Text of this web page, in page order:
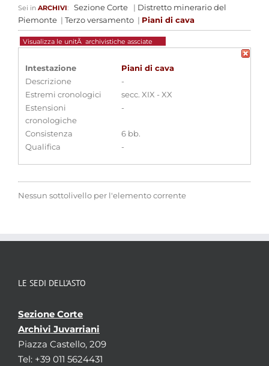
Sei in ARCHIVI: Sezione Corte | Distretto minerario del
Piemonte | Terzo versamento | Piani di cava
Visualizza le unitÃ archivistiche assciate
Intestazione
Piani di cava
Descrizione
-
Estremi cronologici
secc. XIX - XX
Estensioni
cronologiche
-
Consistenza
6 bb.
Qualifica
-
Nessun sottolivello per l'elemento corrente
LE SEDI DELL’ASTO
Sezione Corte
Archivi Juvarriani
Piazza Castello, 209
Tel: +39 011 5624431